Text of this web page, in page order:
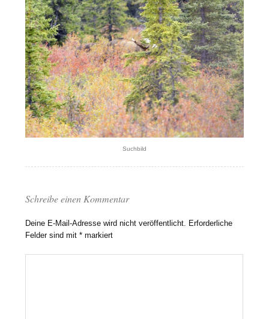
Suchbild
Schreibe einen Kommentar
Deine E-Mail-Adresse wird nicht veröffentlicht. Erforderliche
Felder sind mit* markiert